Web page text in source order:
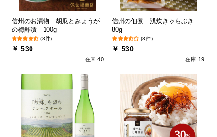
信州のお漬物 胡瓜とみょうが
の梅酢漬 100g
(3件)
￥ 530
在庫 40
信州の佃煮 浅炊きゃらぶき
80g
(3件)
￥ 530
在庫 19